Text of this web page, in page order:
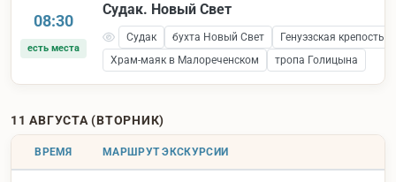
08:30
есть места
Судак. Новый Свет
Судак бухта Новый Свет
Генуэзская крепость
Храм-маяк в Малореченском
тропа Голицына
11 АВГУСТА (ВТОРНИК)
ВРЕМЯ МАРШРУТ ЭКСКУРСИИ